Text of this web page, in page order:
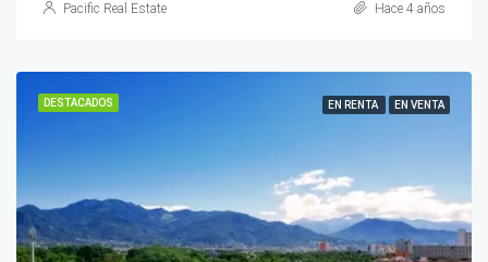
Pacific Real Estate Hace 4 años
DESTACADOS EN RENTA EN VENTA